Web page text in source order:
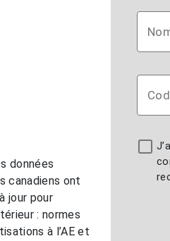
données
canadiens ont
jour pour
: normes
à l’AE et